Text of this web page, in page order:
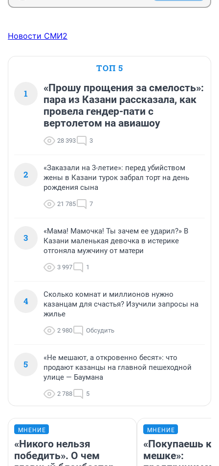
Новости СМИ2
ТОП 5
1
«Прошу прощения за смелость»:
пара из Казани рассказала, как
провела гендер-пати с
вертолетом на авиашоу
28 393 3
2
«Заказали на 3-летие»: перед убийством
жены в Казани турок забрал торт на день
рождения сына
21 785 7
3
«Мама! Мамочка! Ты зачем ее ударил?» В
Казани маленькая девочка в истерике
отгоняла мужчину от матери
3 997 1
4
Сколько комнат и миллионов нужно
казанцам для счастья? Изучили запросы на
жилье
2 980 Обсудить
5
«Не мешают, а откровенно бесят»: что
продают казанцы на главной пешеходной
улице — Баумана
2 788 5
МНЕНИЕ
«Никого нельзя
победить». О чем
МНЕНИЕ
«Покупаешь
мешке»: